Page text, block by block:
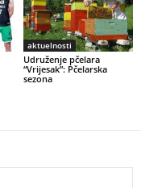
aktuelnosti
Udruženje pčelara
“Vrijesak”: Pčelarska
sezona